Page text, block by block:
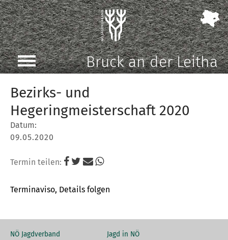
Bruck an der Leitha
Bezirks- und
Hegeringmeisterschaft 2020
Datum:
09.05.2020
Termin teilen:
Terminaviso, Details folgen
NÖ Jagdverband
Jagd in NÖ